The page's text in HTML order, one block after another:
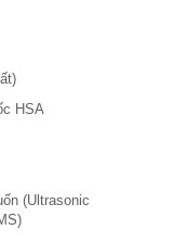
HSA
(Ultrasonic